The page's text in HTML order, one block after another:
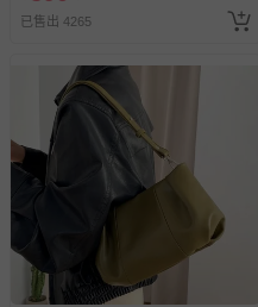
已售出 4265